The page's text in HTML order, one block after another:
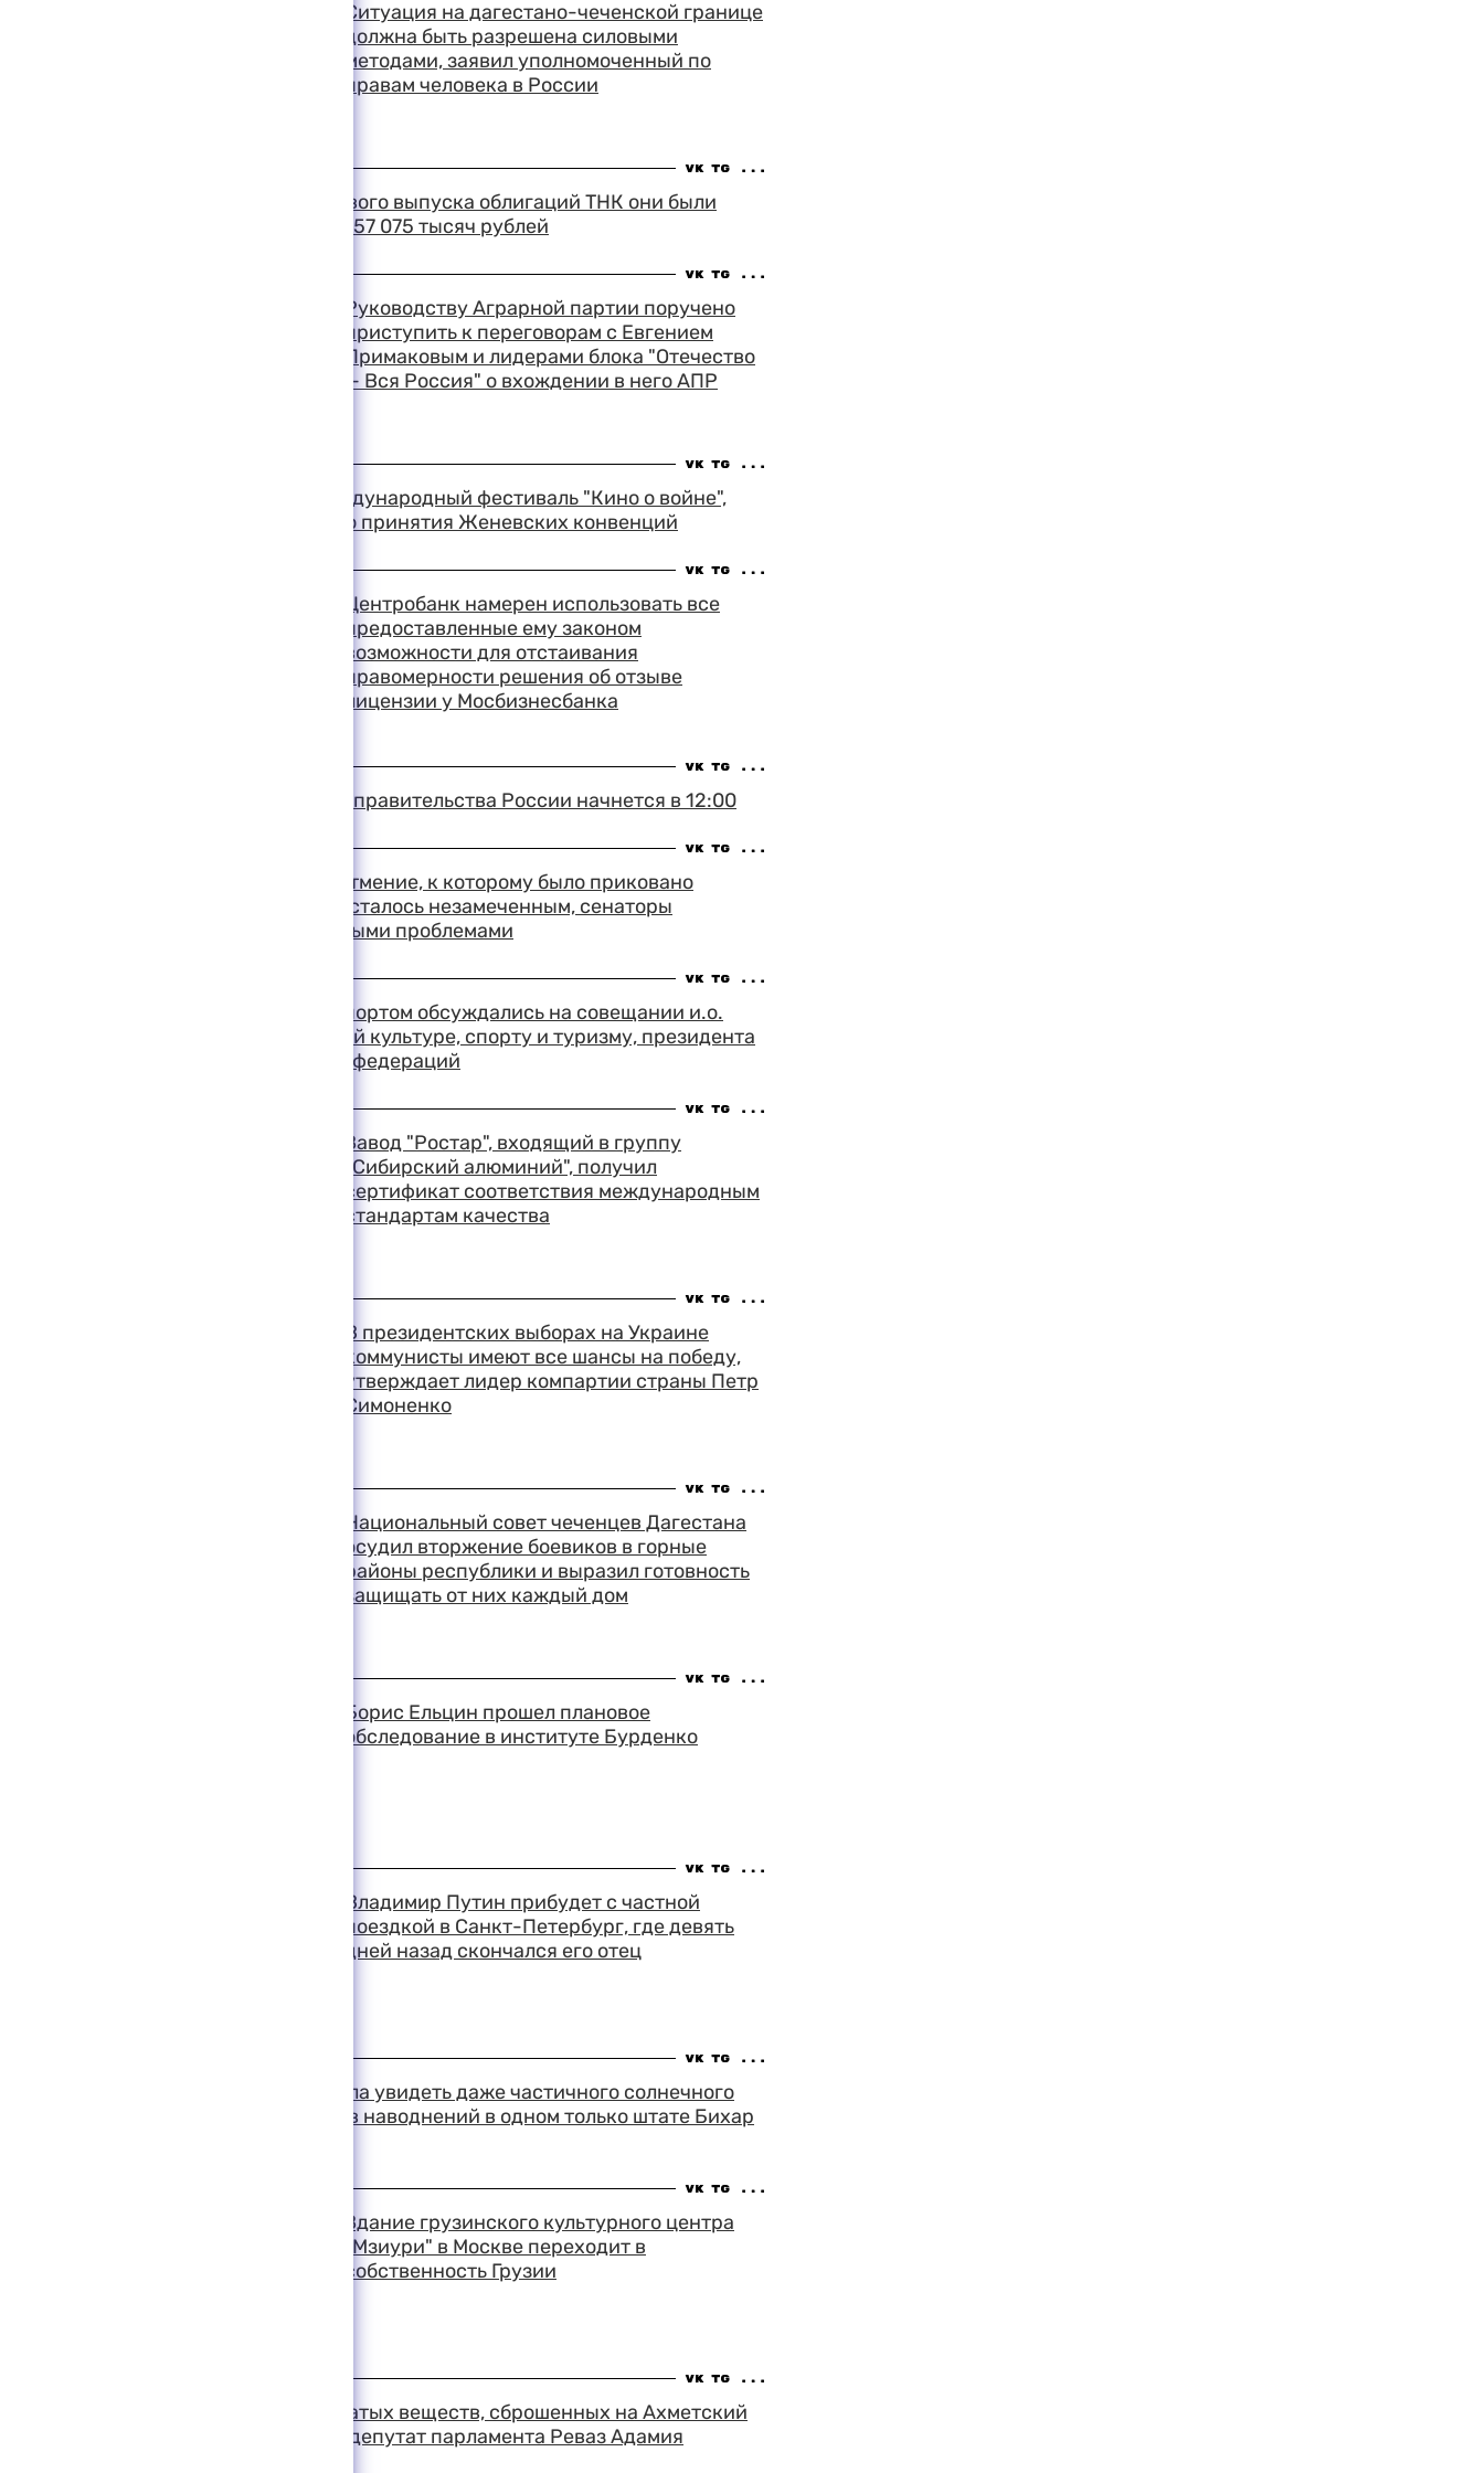
Ситуация на дагестано-чеченской границе
должна быть разрешена силовыми
методами, заявил уполномоченный по
правам человека в России
В ходе проведения первого выпуска облигаций ТНК они были
размещены на сумму 1 157 075 тысяч рублей
Руководству Аграрной партии поручено
приступить к переговорам с Евгением
Примаковым и лидерами блока "Отечество
— Вся Россия" о вхождении в него АПР
В Москве открылся международный фестиваль "Кино о войне",
посвященный 50-летию принятия Женевских конвенций
Центробанк намерен использовать все
предоставленные ему законом
возможности для отстаивания
правомерности решения об отзыве
лицензии у Мосбизнесбанка
Заседание президиума правительства России начнется в 12:00
В Совете Федерации затмение, к которому было приковано
внимание всего мира, осталось незамеченным, сенаторы
занимались более важными проблемами
Вопросы управления спортом обсуждались на совещании и.о.
министра по физической культуре, спорту и туризму, президента
ОКР и глав спортивных федераций
Завод "Ростар", входящий в группу
"Сибирский алюминий", получил
сертификат соответствия международным
стандартам качества
В президентских выборах на Украине
коммунисты имеют все шансы на победу,
утверждает лидер компартии страны Петр
Симоненко
Национальный совет чеченцев Дагестана
осудил вторжение боевиков в горные
районы республики и выразил готовность
защищать от них каждый дом
Борис Ельцин прошел плановое
обследование в институте Бурденко
Владимир Путин прибудет с частной
поездкой в Санкт-Петербург, где девять
дней назад скончался его отец
Столица Индии не смогла увидеть даже частичного солнечного
затмения, а число жертв наводнений в одном только штате Бихар
Здание грузинского культурного центра
"Мзиури" в Москве переходит в
собственность Грузии
Установлен тип взрывчатых веществ, сброшенных на Ахметский
район Грузии, сообщил депутат парламента Реваз Адамия